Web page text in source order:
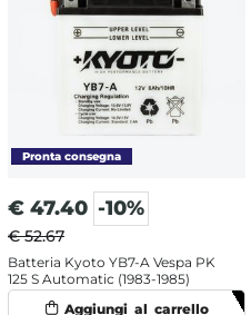
€ 47.40 -10%
€ 52.67
Batteria Kyoto YB7-A Vespa PK
125 S Automatic (1983-1985)